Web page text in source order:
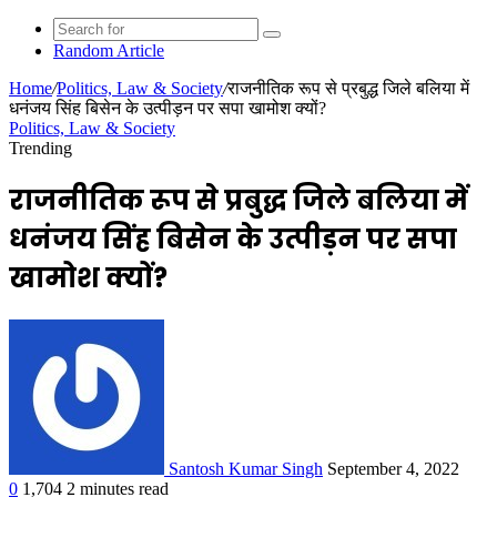
Random Article
Home/Politics, Law & Society/राजनीतिक रूप से प्रबुद्ध जिले बलिया में
धनंजय सिंह बिसेन के उत्पीड़न पर सपा खामोश क्यों?
Politics, Law & Society
Trending
राजनीतिक रूप से प्रबुद्ध जिले बलिया में
धनंजय सिंह बिसेन के उत्पीड़न पर सपा
खामोश क्यों?
Santosh Kumar Singh September 4, 2022
0 1,704 2 minutes read